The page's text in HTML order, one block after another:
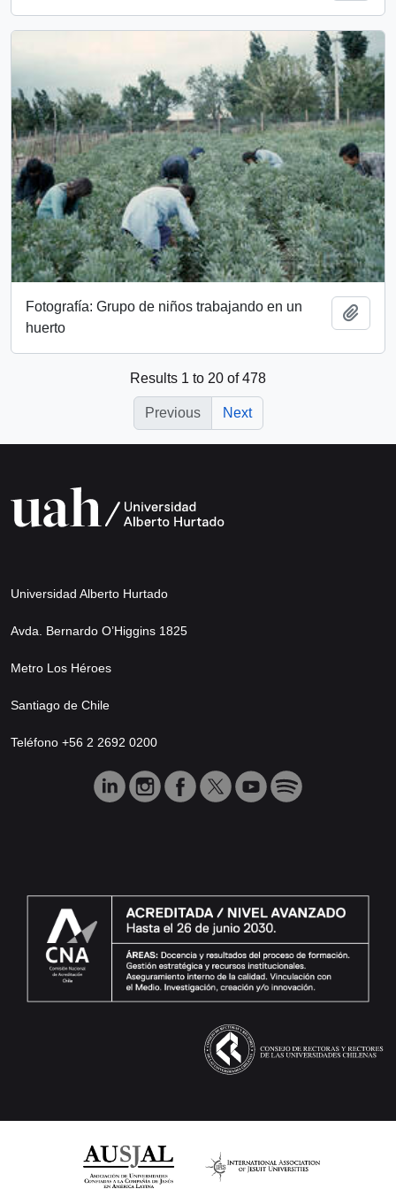
Fotografía: Grupo de niños trabajando en un
huerto
Results 1 to 20 of 478
Previous Next
Universidad Alberto Hurtado
Avda. Bernardo O’Higgins 1825
Metro Los Héroes
Santiago de Chile
Teléfono +56 2 2692 0200